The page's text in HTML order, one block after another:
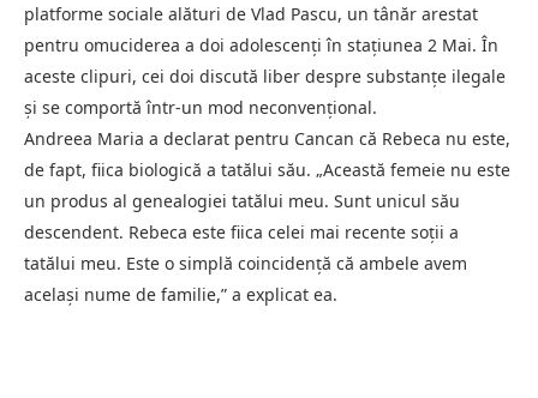
platforme sociale alături de Vlad Pascu, un tânăr arestat
pentru omuciderea a doi adolescenți în stațiunea 2 Mai. În
aceste clipuri, cei doi discută liber despre substanțe ilegale
și se comportă într-un mod neconvențional.
Andreea Maria a declarat pentru Cancan că Rebeca nu este,
de fapt, fiica biologică a tatălui său. „Această femeie nu este
un produs al genealogiei tatălui meu. Sunt unicul său
descendent. Rebeca este fiica celei mai recente soții a
tatălui meu. Este o simplă coincidență că ambele avem
același nume de familie,” a explicat ea.